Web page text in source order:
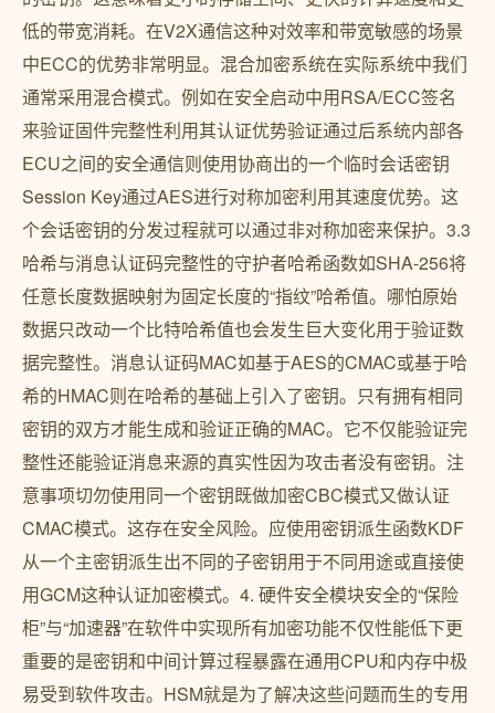
低的带宽消耗。在V2X通信这种对效率和带宽敏感的场景
中ECC的优势非常明显。混合加密系统在实际系统中我们
通常采用混合模式。例如在安全启动中用RSA/ECC签名
来验证固件完整性利用其认证优势验证通过后系统内部各
ECU之间的安全通信则使用协商出的一个临时会话密钥
Session Key通过AES进行对称加密利用其速度优势。这
个会话密钥的分发过程就可以通过非对称加密来保护。3.3
哈希与消息认证码完整性的守护者哈希函数如SHA-256将
任意长度数据映射为固定长度的“指纹”哈希值。哪怕原始
数据只改动一个比特哈希值也会发生巨大变化用于验证数
据完整性。消息认证码MAC如基于AES的CMAC或基于哈
希的HMAC则在哈希的基础上引入了密钥。只有拥有相同
密钥的双方才能生成和验证正确的MAC。它不仅能验证完
整性还能验证消息来源的真实性因为攻击者没有密钥。注
意事项切勿使用同一个密钥既做加密CBC模式又做认证
CMAC模式。这存在安全风险。应使用密钥派生函数KDF
从一个主密钥派生出不同的子密钥用于不同用途或直接使
用GCM这种认证加密模式。4. 硬件安全模块安全的“保险
柜”与“加速器”在软件中实现所有加密功能不仅性能低下更
重要的是密钥和中间计算过程暴露在通用CPU和内存中极
易受到软件攻击。HSM就是为了解决这些问题而生的专用